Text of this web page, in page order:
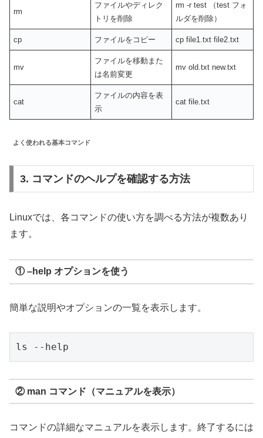
rm
ファイルやディレク
トリを削除
rm -r test （test フォ
ルダを削除）
cp ファイルをコピー cp file1.txt file2.txt
mv
ファイルを移動また
は名前変更
mv old.txt new.txt
cat
ファイルの内容を表
示
cat file.txt
よく使われる基本コマンド
3. コマンドのヘルプを確認する方法
Linuxでは、各コマンドの使い方を調べる方法が複数あり
ます。
①–help オプションを使う
簡単な説明やオプションの一覧を表示します。
ls --help
② man コマンド（マニュアルを表示）
コマンドの詳細なマニュアルを表示します。終了するには